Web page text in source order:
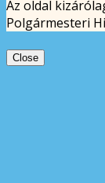
Az oldal
Polgármesteri
Close